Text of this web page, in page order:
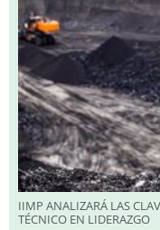
IIMP ANALIZARÁ LAS
TÉCNICO EN LIDERAZGO